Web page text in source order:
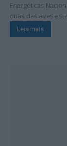
Energéticas
duas das aves
Leia mais